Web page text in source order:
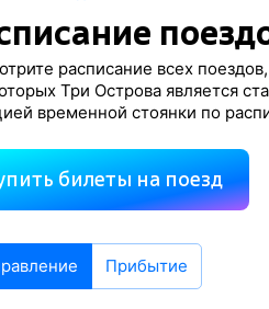
расписание всех
Три Острова является
временной стоянки по
билеты на поезд
Прибытие